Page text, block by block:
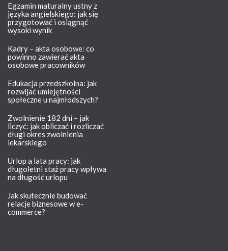
Egzamin maturalny ustny z
języka angielskiego: jak się
przygotować i osiągnąć
wysoki wynik
Kadry – akta osobowe: co
powinno zawierać akta
osobowe pracowników
Edukacja przedszkolna: jak
rozwijać umiejętności
społeczne u najmłodszych?
Zwolnienie 182 dni – jak
liczyć: jak obliczać i rozliczać
długi okres zwolnienia
lekarskiego
Urlop a lata pracy: jak
długoletni staż pracy wpływa
na długość urlopu
Jak skutecznie budować
relacje biznesowe w e-
commerce?